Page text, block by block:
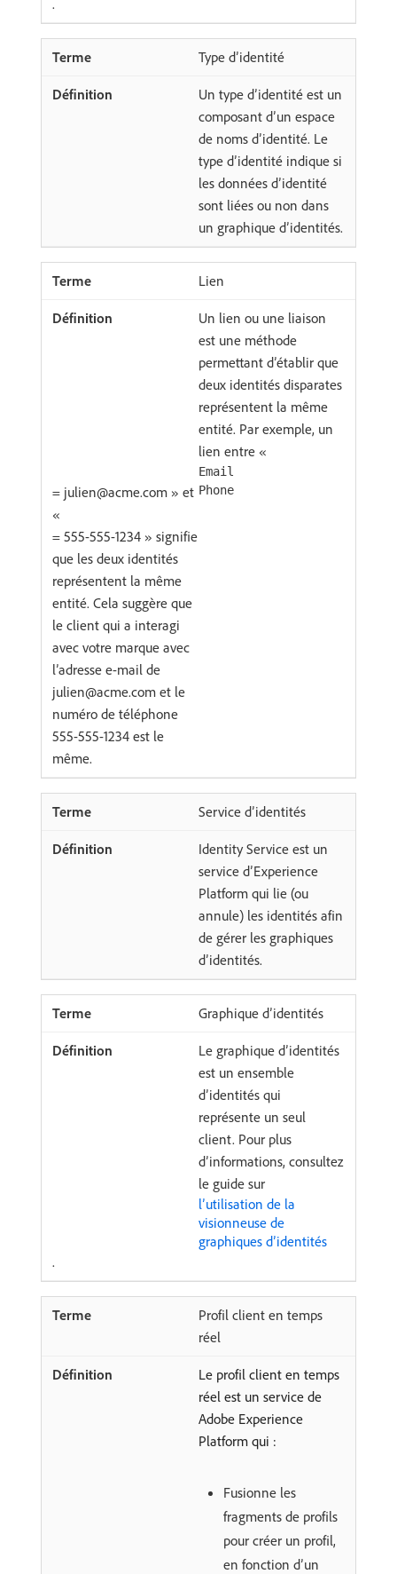
.
Type d’identité
Un type d’identité est un
composant d’un espace
de noms d’identité. Le
type d’identité indique si
les données d’identité
sont liées ou non dans
un graphique d’identités.
Lien
Un lien ou une liaison
est une méthode
permettant d’établir que
deux identités disparates
représentent la même
entité. Par exemple, un
lien entre «
Email
= julien@acme.com » et
«
Phone
= 555-555-1234 » signifie
que les deux identités
représentent la même
entité. Cela suggère que
le client qui a interagi
avec votre marque avec
l’adresse e-mail de
julien@acme.com et le
numéro de téléphone
555-555-1234 est le
même.
Service d’identités
Identity Service est un
service d’Experience
Platform qui lie (ou
annule) les identités afin
de gérer les graphiques
d’identités.
Graphique d’identités
Le graphique d’identités
est un ensemble
d’identités qui
représente un seul
client. Pour plus
d’informations, consultez
le guide sur
l’utilisation de la
visionneuse de
graphiques d’identités
.
Profil client en temps
réel
Le profil client en temps
réel est un service de
Adobe Experience
Platform qui :
Fusionne les
fragments de profils
pour créer un profil,
en fonction d’un